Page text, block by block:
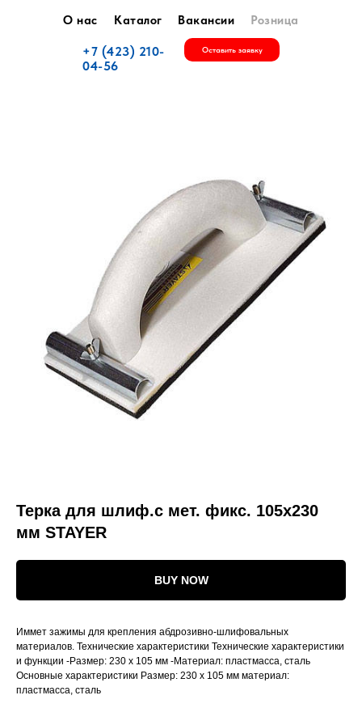
+7 (423) 210-
04-56
Оставить заявку
О нас Каталог Вакансии Розница
Терка для шлиф.с мет. фикс. 105х230
мм STAYER
BUY NOW
Иммет зажимы для крепления абдрозивно-шлифовальных
материалов. Технические характеристики Технические характеристики
и функции -Размер: 230 x 105 мм -Материал: пластмасса, сталь
Основные характеристики Размер: 230 x 105 мм материал:
пластмасса, сталь